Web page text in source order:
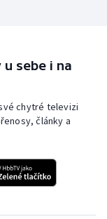
sebe i na
chytré televizi
články a